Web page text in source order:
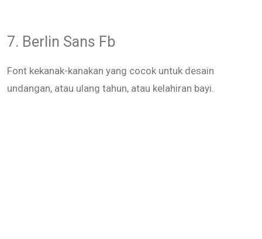
7. Berlin Sans Fb
Font kekanak-kanakan yang cocok untuk desain
undangan, atau ulang tahun, atau kelahiran bayi.